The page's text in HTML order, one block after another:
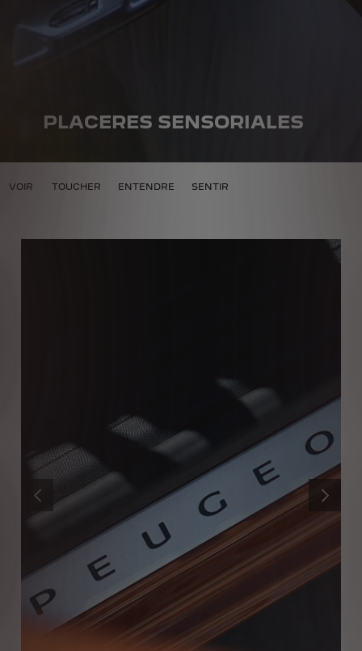
PLACERES SENSORIALES
VOIR TOUCHER ENTENDRE SENTIR
ANTERIOR